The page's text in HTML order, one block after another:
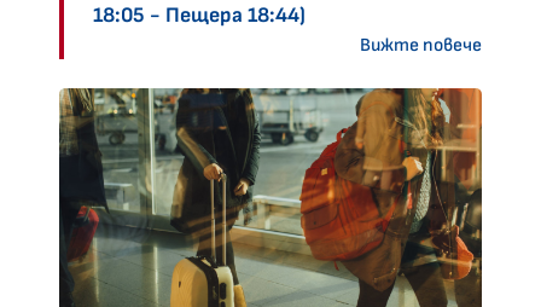
18:05 - Пещера 18:44)
Вижте повече